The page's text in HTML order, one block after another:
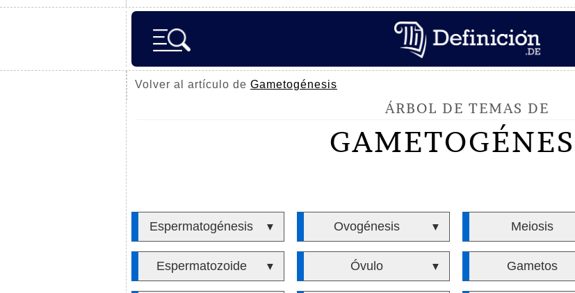
Volver al artículo de Gametogénesis
ÁRBOL DE TEMAS DE
Espermatogénesis ▼ Ovogénesis ▼ Meiosis
Espermatozoide ▼ Óvulo ▼ Gametos